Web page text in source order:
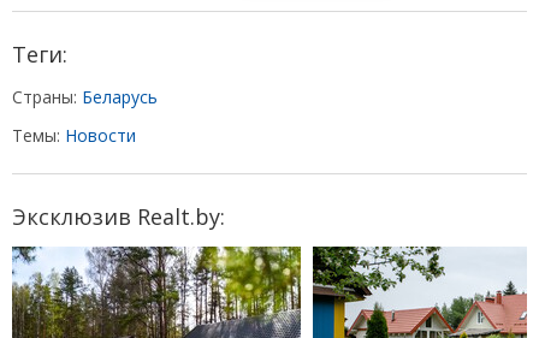
Теги:
Страны: Беларусь
Темы: Новости
Эксклюзив Realt.by: